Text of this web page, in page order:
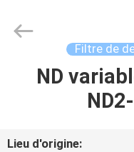
MAISON
Technology
Filtre de
ND
Lieu d'origine: